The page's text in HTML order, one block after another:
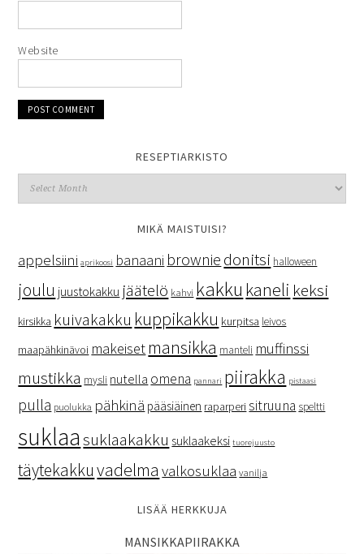
Website
RESEPTIARKISTO
MIKÄ MAISTUISI?
appelsiini aprikoosi banaani brownie donitsi halloween
joulu juustokakku jäätelö kahvi kakku kaneli keksi
kirsikka kuivakakku kuppikakku kurpitsa leivos
maapähkinävoi makeiset mansikka manteli muffinssi
mustikka mysli nutella omena pannari piirakka pistaasi
pulla puolukka pähkinä pääsiäinen raparperi sitruuna speltti
suklaa suklaakakku suklaakeksi tuorejuusto
täytekakkuvadelma valkosuklaa vanilja
LISÄÄ HERKKUJA
MANSIKKAPIIRAKKA